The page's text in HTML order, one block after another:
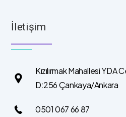
İletişim
Kızılırmak Mahallesi
D:256 Çankaya/Ankara
0501 067 66 87